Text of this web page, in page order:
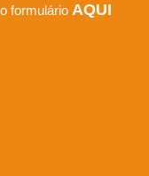
formulárioAQUI